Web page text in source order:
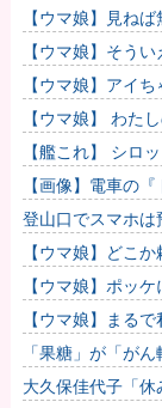
も育成でもグッ
【ウマ娘】見ね
エ…（殴
【ウマ娘】そう
ｯｯｯ
【ウマ娘】アイ
りました…
【ウマ娘】 わた
のがふえてる…」
【艦これ】 シロ
【画像】電車の
登山口でスマホは
か？山はそれほ
【ウマ娘】どこ
【ウマ娘】ポッ
てほしい…
【ウマ娘】まる
強者スペ一族…」
「果糖」が「が
大久保佳代子「